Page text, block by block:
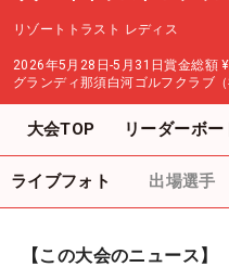
リゾートトラスト レディス
2026年5月28日-5月31日賞金総額
グランディ那須白河ゴルフクラブ（
大会TOP リーダーボー
ライブフォト 出場選手
【この大会のニュース】